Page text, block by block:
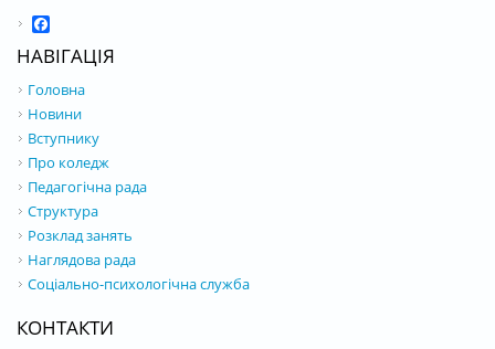
НАВІГАЦІЯ
Головна
Новини
Вступнику
Про коледж
Педагогічна рада
Структура
Розклад занять
Наглядова рада
Соціально-психологічна служба
КОНТАКТИ